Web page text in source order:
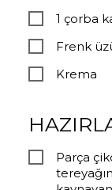
1 çorba
Frenk
Krema
Parça